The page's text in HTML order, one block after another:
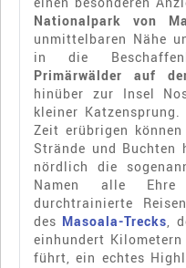
Nationalpark von
unmittelbaren Nähe
in die
Primärwälder auf
hinüber zur Insel
kleiner
Zeit erübrigen
Strände und Buchten
nördlich die
Namen alle
durchtrainierte
des Masoala-Trecks,
einhundert
führt, ein echtes